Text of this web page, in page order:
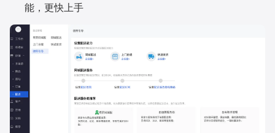
能，更快上手